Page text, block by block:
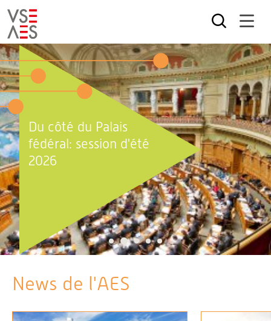
Aller
au
contenu
principal
Du côté du Palais
fédéral: session d'été
2026
1 2 3 4 5
News de l'AES